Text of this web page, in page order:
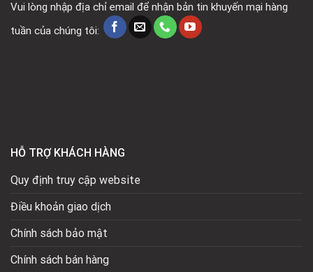
Vui lòng nhập địa chỉ email để nhận bản tin khuyến mại hàng
tuần của chúng tôi:
HỖ TRỢ KHÁCH HÀNG
Quy định truy cập website
Điều khoản giao dịch
Chính sách bảo mật
Chính sách bán hàng